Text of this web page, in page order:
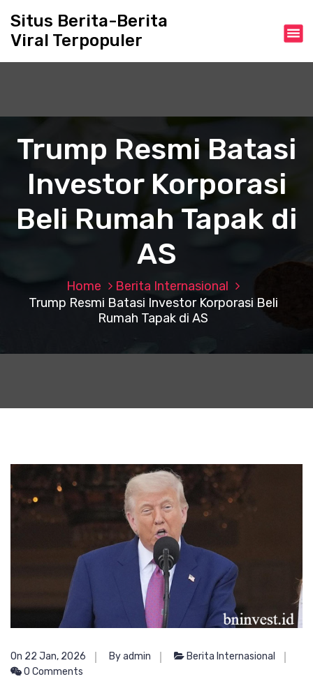
o
Situs Berita-Berita
Viral Terpopuler
Trump Resmi Batasi
Investor Korporasi
Beli Rumah Tapak di
AS
Home
Berita Internasional
Trump Resmi Batasi Investor Korporasi Beli
Rumah Tapak di AS
On 22 Jan, 2026 By admin
Berita Internasional
0 Comments